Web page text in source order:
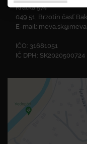
Krátka 574
049 51, Brzotín časť Bak
E-mail:
IČO: 31681051
IČ DPH: SK2020500724